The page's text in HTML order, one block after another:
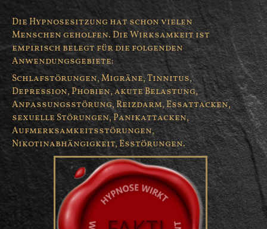
Die Hypnosesitzung hat schon vielen
Menschen geholfen. Die Wirksamkeit ist
empirisch belegt für die folgenden
Anwendungsgebiete:
Schlafstörungen, Migräne, Tinnitus,
Depression, Phobien, akute Belastung,
Anpassungsstörung, Reizdarm, Essattacken,
sexuelle Störungen, Panikattacken,
Aufmerksamkeitsstörungen,
Nikotinabhängigkeit, Esstörungen.